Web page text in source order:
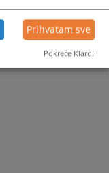
Prihvatam sve
Pokreće Klaro!